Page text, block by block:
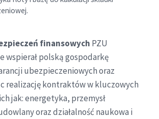
finansowych PZU
wspierał polską gospodarkę
ubezpieczeniowych oraz
realizację kontraktów w kluczowych
jak: energetyka, przemysł
oraz działalność naukowa i